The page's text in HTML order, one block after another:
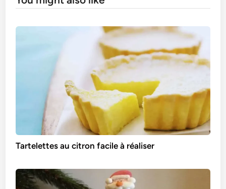
Tartelettes au citron facile à réaliser